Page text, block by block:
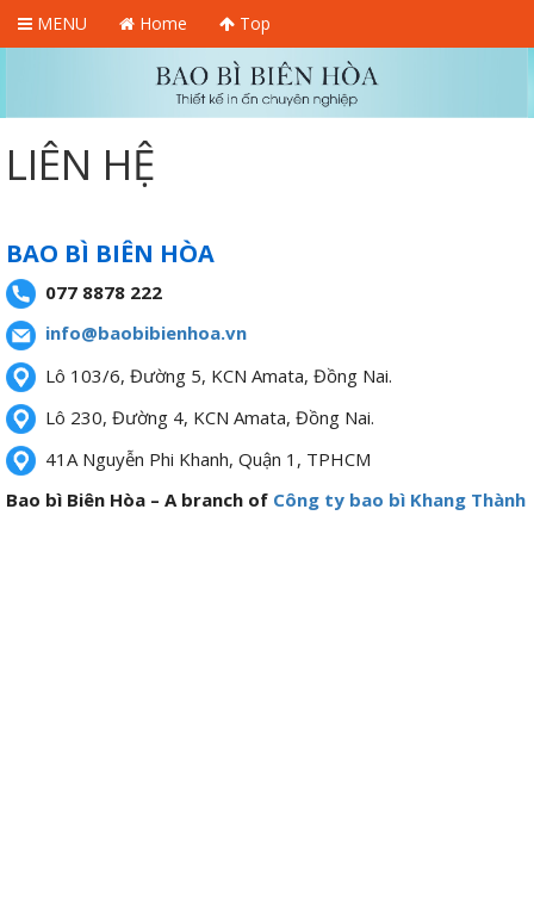
MENU Home Top
LIÊN HỆ
BAO BÌ BIÊN HÒA
077 8878 222
info@baobibienhoa.vn
Lô 103/6, Đường 5, KCN Amata, Đồng Nai.
Lô 230, Đường 4, KCN Amata, Đồng Nai.
41A Nguyễn Phi Khanh, Quận 1, TPHCM
Bao bì Biên Hòa – A branch of Công ty bao bì Khang Thành